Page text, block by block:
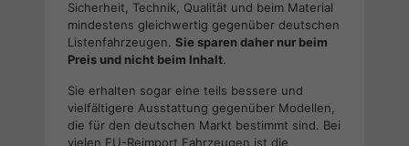
Sicherheit, Technik, Qualität und beim Material
mindestens gleichwertig gegenüber deutschen
Listenfahrzeugen. Sie sparen daher nur beim
Preis und nicht beim Inhalt.
Sie erhalten sogar eine teils bessere und
vielfältigere Ausstattung gegenüber Modellen,
die für den deutschen Markt bestimmt sind. Bei